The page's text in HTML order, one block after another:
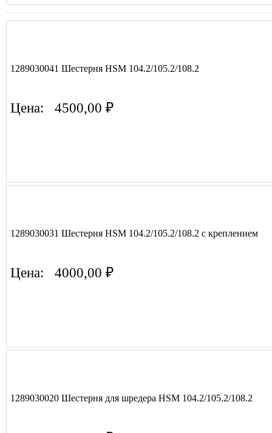
1289030041 Шестерня HSM 104.2/105.2/108.2
Цена: 4500,00 ₽
1289030031 Шестерня HSM 104.2/105.2/108.2 с креплением
Цена: 4000,00 ₽
1289030020 Шестерня для шредера HSM 104.2/105.2/108.2